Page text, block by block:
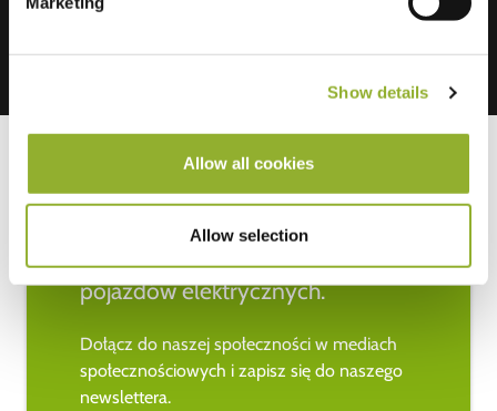
Show details
Allow all cookies
Allow selection
Bądź na bieżąco z najnowszymi
wiadomościami na temat
pojazdów elektrycznych.
Dołącz do naszej społeczności w mediach
społecznościowych i zapisz się do naszego
newslettera.